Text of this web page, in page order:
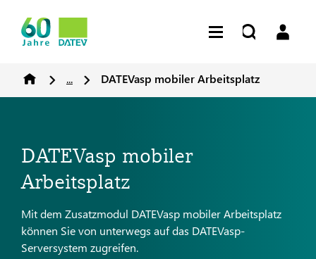
... DATEVasp mobiler Arbeitsplatz
DATEVasp mobiler
Arbeitsplatz
Mit dem Zusatzmodul DATEVasp mobiler Arbeitsplatz
können Sie von unterwegs auf das DATEVasp-
Serversystem zugreifen.